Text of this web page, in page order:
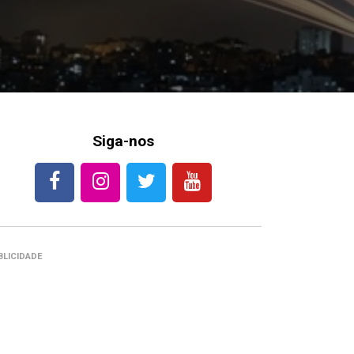
Siga-nos